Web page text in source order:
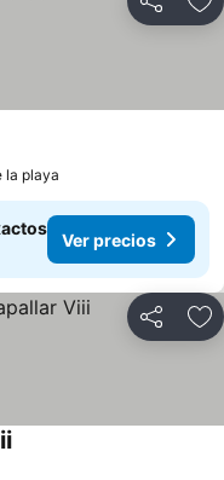
Compartir
la playa
Ver precios
Compartir
Ver precios